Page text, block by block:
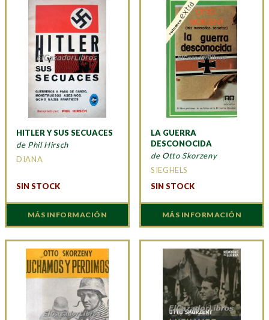
HITLER Y SUS SECUACES
de Phil Hirsch
DIANA
SIN STOCK
MÁS INFORMACIÓN
LA GUERRA
DESCONOCIDA
de Otto Skorzeny
SIEGHELS
SIN STOCK
MÁS INFORMACIÓN